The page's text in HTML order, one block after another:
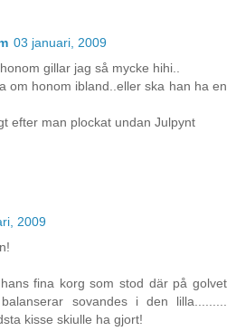
03 januari, 2009
gillar jag så mycke hihi..
om honom ibland..eller ska han ha en
efter man plockat undan Julpynt
2009
fina korg som stod där på golvet
sovandes i den lilla.........
kisse skiulle ha gjort!